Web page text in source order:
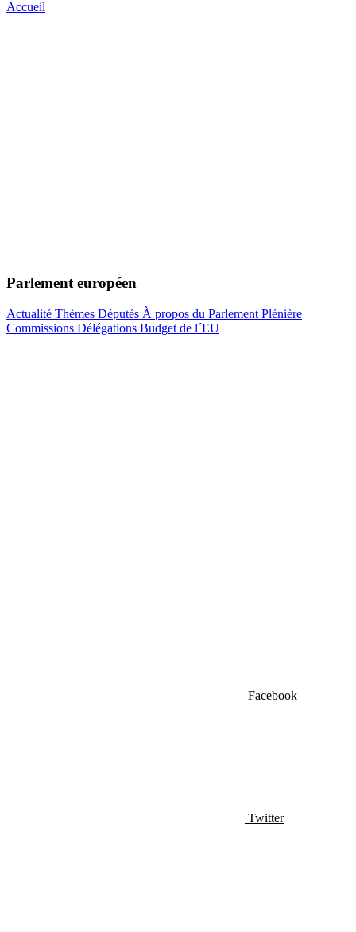
Accueil
Parlement européen
Actualité Thèmes Députés À propos du Parlement Plénière
Commissions Délégations Budget de l´EU
Facebook
Twitter